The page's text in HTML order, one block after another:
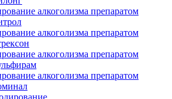
алкоголизма препаратом
алкоголизма препаратом
алкоголизма препаратом
алкоголизма препаратом